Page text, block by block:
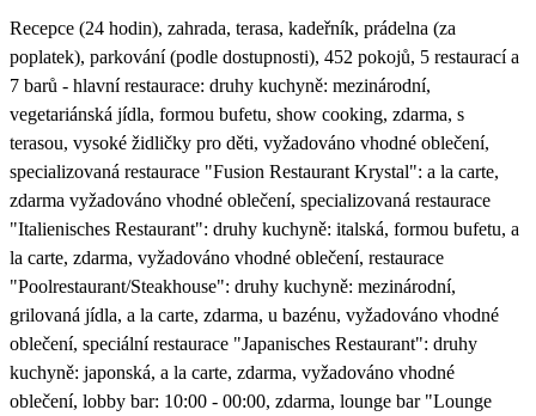
Recepce (24 hodin), zahrada, terasa, kadeřník, prádelna (za
poplatek), parkování (podle dostupnosti), 452 pokojů, 5 restaurací a
7 barů - hlavní restaurace: druhy kuchyně: mezinárodní,
vegetariánská jídla, formou bufetu, show cooking, zdarma, s
terasou, vysoké židličky pro děti, vyžadováno vhodné oblečení,
specializovaná restaurace "Fusion Restaurant Krystal": a la carte,
zdarma vyžadováno vhodné oblečení, specializovaná restaurace
"Italienisches Restaurant": druhy kuchyně: italská, formou bufetu, a
la carte, zdarma, vyžadováno vhodné oblečení, restaurace
"Poolrestaurant/Steakhouse": druhy kuchyně: mezinárodní,
grilovaná jídla, a la carte, zdarma, u bazénu, vyžadováno vhodné
oblečení, speciální restaurace "Japanisches Restaurant": druhy
kuchyně: japonská, a la carte, zdarma, vyžadováno vhodné
oblečení, lobby bar: 10:00 - 00:00, zdarma, lounge bar "Lounge